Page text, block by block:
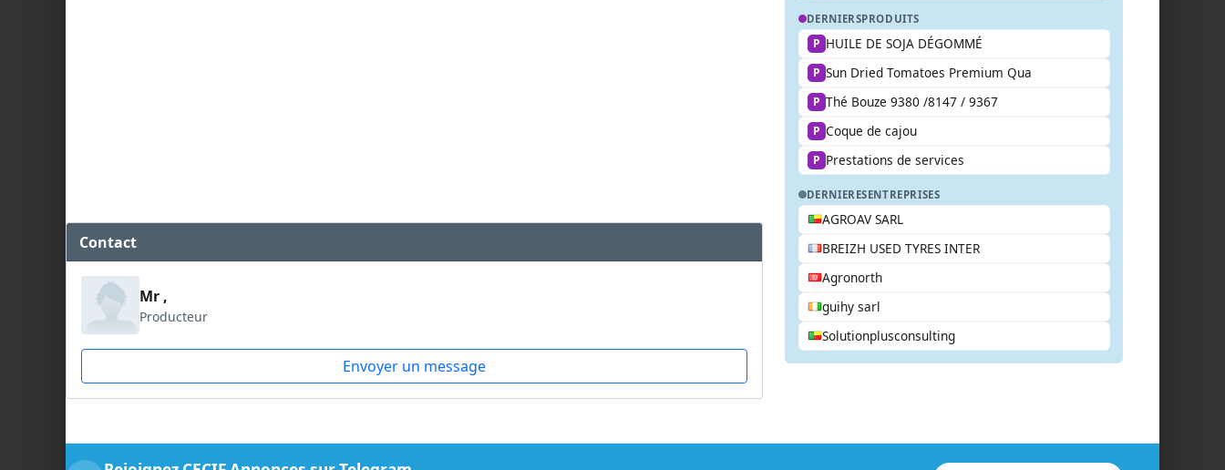
Contact
Mr ,
Producteur
Envoyer un message
DERNIERSPRODUITS
P HUILE DE SOJA DÉGOMMÉ
P Sun Dried Tomatoes Premium Qua
P Thé Bouze 9380 /8147 / 9367
P Coque de cajou
P Prestations de services
DERNIERESENTREPRISES
AGROAV SARL
BREIZH USED TYRES INTER
Agronorth
guihy sarl
Solutionplusconsulting